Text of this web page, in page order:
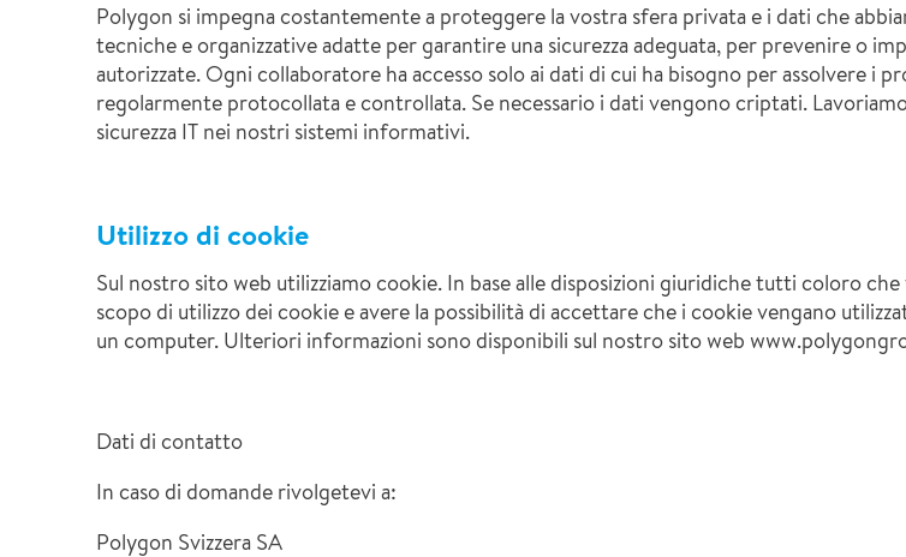
Polygon si impegna costantemente a proteggere la vostra sfera privata e i dati che
tecniche e organizzative adatte per garantire una sicurezza adeguata, per prevenire o
autorizzate. Ogni collaboratore ha accesso solo ai dati di cui ha bisogno per assolvere i
regolarmente protocollata e controllata. Se necessario i dati vengono criptati.
sicurezza IT nei nostri sistemi informativi.
Utilizzo di cookie
Sul nostro sito web utilizziamo cookie. In base alle disposizioni giuridiche tutti coloro
scopo di utilizzo dei cookie e avere la possibilità di accettare che i cookie vengano
un computer. Ulteriori informazioni sono disponibili sul nostro sito web
Dati di contatto
In caso di domande rivolgetevi a:
Polygon Svizzera SA